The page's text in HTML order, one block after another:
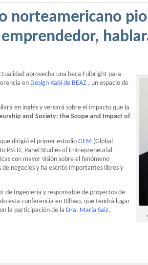
norteamericano
aprovecha una beca Fulbright para
en Design Kabi de BEAZ , un espacio de
en inglés y versará sobre el impacto que la
and Society: the Scope and Impact of
dirigió el primer estudio GEM (Global
Panel Studies of Entrepreneurial
con mayor visión sobre el fenómeno
negocios y ha escrito importantes libros y
de Ingeniería y responsable de proyectos de
esta conferencia en Bilbao, que tendrá lugar
la participación de la Dra. María Saiz,